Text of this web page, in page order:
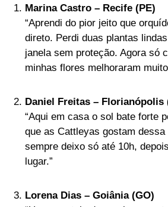
Marina Castro – Recife (PE)
“Aprendi do pior jeito que
direto. Perdi duas plantas
janela sem proteção. Agora só
minhas flores melhoraram
Daniel Freitas – Florianópolis
“Aqui em casa o sol bate forte
que as Cattleyas gostam
sempre deixo só até 10h,
lugar.”
Lorena Dias – Goiânia (GO)